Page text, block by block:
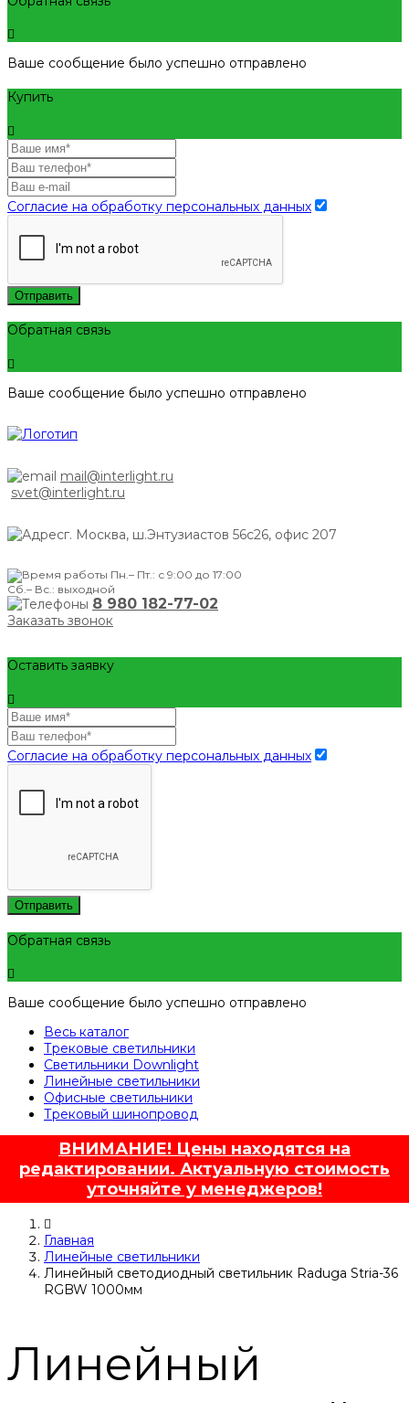
Ваше сообщение было успешно отправлено
Купить
Согласие на обработку персональных данных
Отправить
Обратная связь
Ваше сообщение было успешно отправлено
mail@interlight.ru
svet@interlight.ru
г. Москва, ш.Энтузиастов 56с26, офис 207
Пн.– Пт.: с 9:00 до 17:00
Сб.– Вс.: выходной
8 980 182-77-02
Заказать звонок
Оставить заявку
Согласие на обработку персональных данных
Отправить
Обратная связь
Ваше сообщение было успешно отправлено
Весь каталог
Трековые светильники
Светильники Downlight
Линейные светильники
Офисные светильники
Трековый шинопровод
ВНИМАНИЕ! Цены находятся на
редактировании. Актуальную стоимость
уточняйте у менеджеров!
Главная
Линейные светильники
Линейный светодиодный светильник Raduga Stria-36
RGBW 1000мм
Линейный